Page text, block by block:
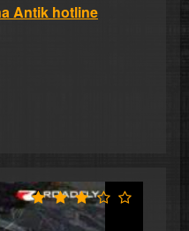
Antik hotline